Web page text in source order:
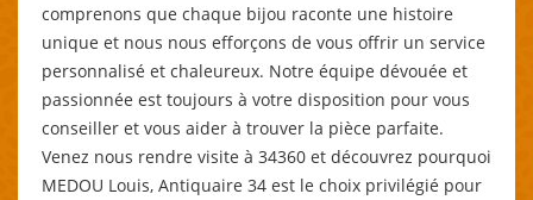
comprenons que chaque bijou raconte une histoire
unique et nous nous efforçons de vous offrir un service
personnalisé et chaleureux. Notre équipe dévouée et
passionnée est toujours à votre disposition pour vous
conseiller et vous aider à trouver la pièce parfaite.
Venez nous rendre visite à 34360 et découvrez pourquoi
MEDOU Louis, Antiquaire 34 est le choix privilégié pour